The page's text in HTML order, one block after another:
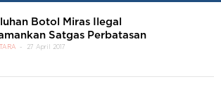
Botol Miras Ilegal
Satgas Perbatasan
27 April 2017